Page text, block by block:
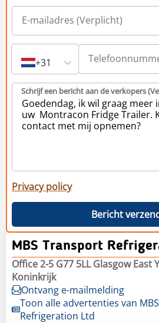
+31
Schrijf een bericht aan de verkopers
Privacy policy
Bericht
MBS Transport
Office 2-5 G77 5LL Glasgow East
Koninkrijk
Ontvang e-mailmelding
Toon alle advertenties van
Refrigeration Ltd